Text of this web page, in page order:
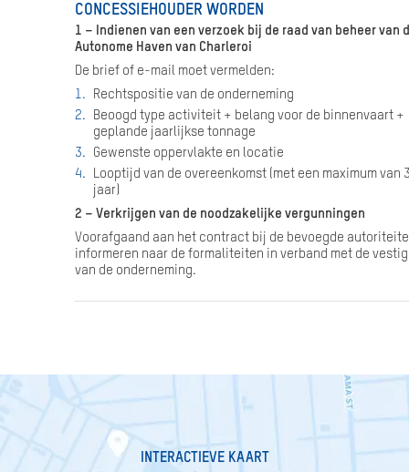
CONCESSIEHOUDER WORDEN
1 – Indienen van een verzoek bij de raad van beheer van
Autonome Haven van Charleroi
De brief of e-mail moet vermelden:
Rechtspositie van de onderneming
Beoogd type activiteit + belang voor de binnenvaart +
geplande jaarlijkse tonnage
Gewenste oppervlakte en locatie
Looptijd van de overeenkomst (met een maximum van
jaar)
2 – Verkrijgen van de noodzakelijke vergunningen
Voorafgaand aan het contract bij de bevoegde
informeren naar de formaliteiten in verband met de
van de onderneming.
INTERACTIEVE KAART